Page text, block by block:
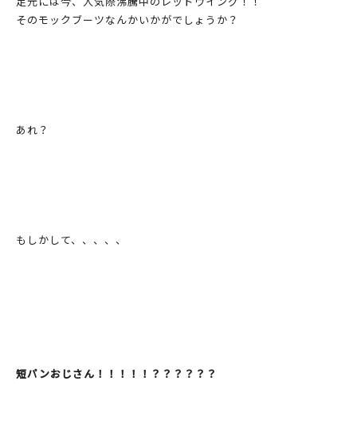
そのモックブーツなんかいかがでしょうか？
あれ？
もしかして、、、、、
短パンおじさん！！！！！？？？？？？